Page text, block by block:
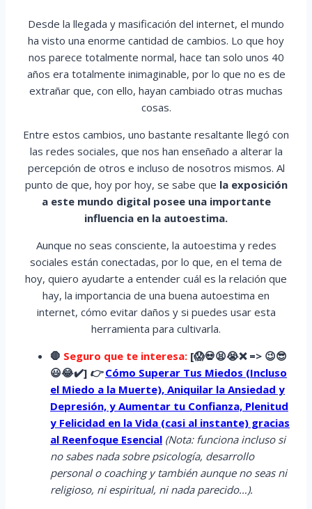
Desde la llegada y masificación del internet, el mundo
ha visto una enorme cantidad de cambios. Lo que hoy
nos parece totalmente normal, hace tan solo unos 40
años era totalmente inimaginable, por lo que no es de
extrañar que, con ello, hayan cambiado otras muchas
cosas.
Entre estos cambios, uno bastante resaltante llegó con
las redes sociales, que nos han enseñado a alterar la
percepción de otros e incluso de nosotros mismos. Al
punto de que, hoy por hoy, se sabe que la exposición
a este mundo digital posee una importante
influencia en la autoestima.
Aunque no seas consciente, la autoestima y redes
sociales están conectadas, por lo que, en el tema de
hoy, quiero ayudarte a entender cuál es la relación que
hay, la importancia de una buena autoestima en
internet, cómo evitar daños y si puedes usar esta
herramienta para cultivarla.
🛑 Seguro que te interesa: [😱💀😫😭❌ => 😉😎
😃😂✔️] 👉 Cómo Superar Tus Miedos (Incluso
el Miedo a la Muerte), Aniquilar la Ansiedad y
Depresión, y Aumentar tu Confianza, Plenitud
y Felicidad en la Vida (casi al instante) gracias
al Reenfoque Esencial (Nota: funciona incluso si
no sabes nada sobre psicología, desarrollo
personal o coaching y también aunque no seas ni
religioso, ni espiritual, ni nada parecido…).